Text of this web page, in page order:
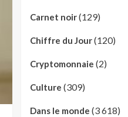
Carnet noir(129)
Chiffre du Jour(120)
Cryptomonnaie (2)
Culture (309)
Dans le monde (3 618)